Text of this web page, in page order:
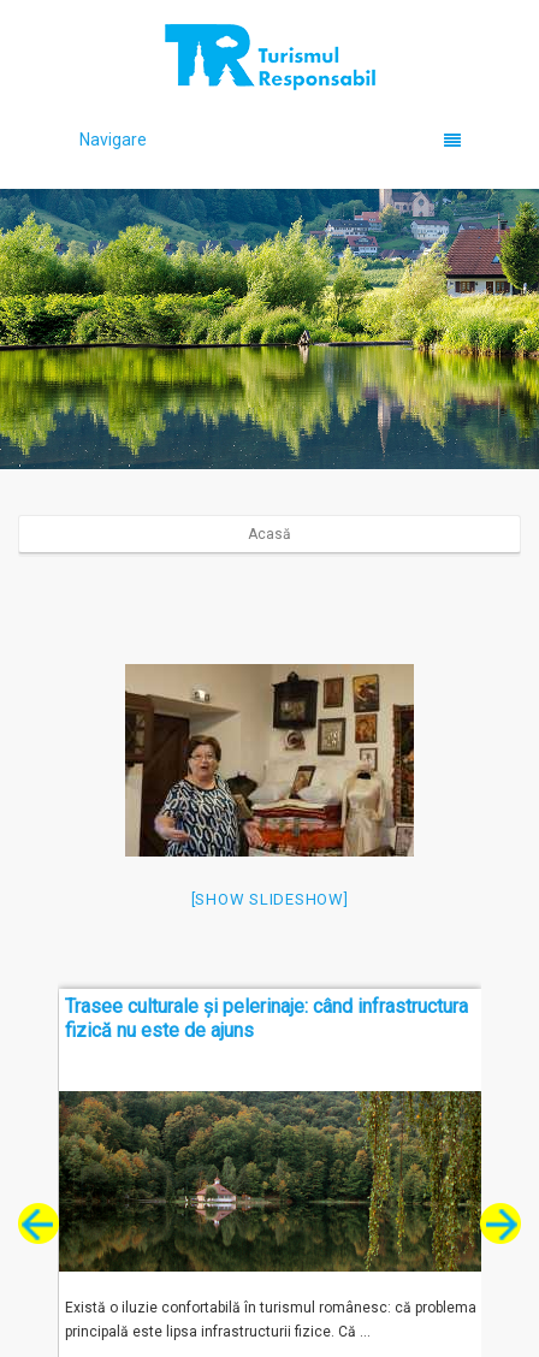
Navigare
Acasă
[SHOW SLIDESHOW]
Trasee culturale și pelerinaje: când infrastructura
fizică nu este de ajuns
Există o iluzie confortabilă în turismul românesc: că problema
principală este lipsa infrastructurii fizice. Că ...